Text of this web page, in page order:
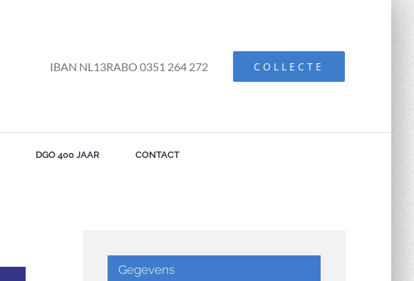
IBAN NL13RABO 0351 264 272
COLLECTE
DGO 400 JAAR CONTACT
Gegevens